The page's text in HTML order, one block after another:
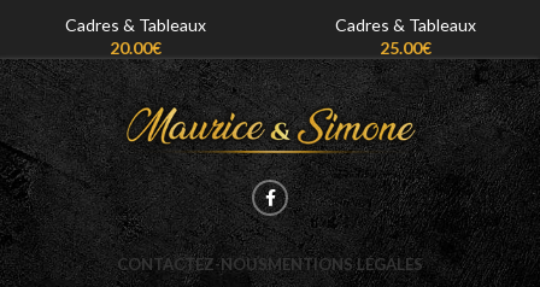
Cadres & Tableaux
20.00€
Cadres & Tableaux
25.00€
CONTACTEZ-NOUSMENTIONS LÉGALES